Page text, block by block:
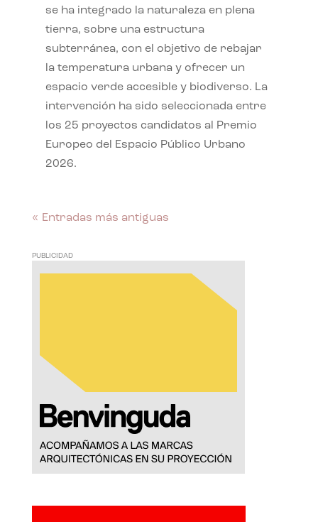
se ha integrado la naturaleza en plena
tierra, sobre una estructura
subterránea, con el objetivo de rebajar
la temperatura urbana y ofrecer un
espacio verde accesible y biodiverso. La
intervención ha sido seleccionada entre
los 25 proyectos candidatos al Premio
Europeo del Espacio Público Urbano
2026.
« Entradas más antiguas
PUBLICIDAD